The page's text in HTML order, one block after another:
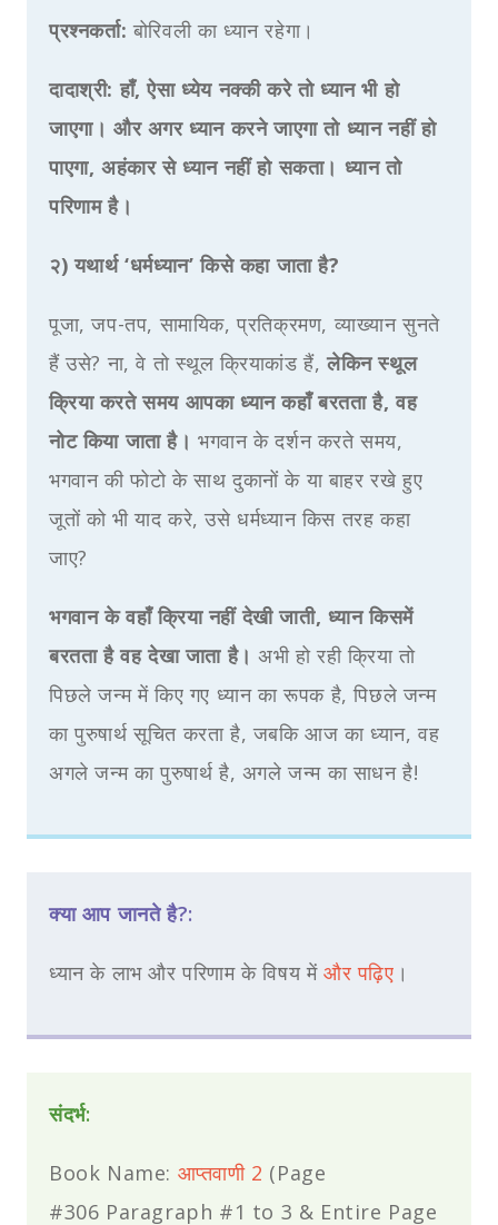
प्रश्नकर्ता: बोरिवली का ध्यान रहेगा।
दादाश्री: हाँ, ऐसा ध्येय नक्की करे तो ध्यान भी हो
जाएगा। और अगर ध्यान करने जाएगा तो ध्यान नहीं हो
पाएगा, अहंकार से ध्यान नहीं हो सकता। ध्यान तो
परिणाम है।
२) यथार्थ ‘धर्मध्यान’ किसे कहा जाता है?
पूजा, जप-तप, सामायिक, प्रतिक्रमण, व्याख्यान सुनते
हैं उसे? ना, वे तो स्थूल क्रियाकांड हैं,लेकिन स्थूल
क्रिया करते समय आपका ध्यान कहाँ बरतता है, वह
नोट किया जाता है। भगवान के दर्शन करते समय,
भगवान की फोटो के साथ दुकानों के या बाहर रखे हुए
जूतों को भी याद करे, उसे धर्मध्यान किस तरह कहा
जाए?
भगवान के वहाँ क्रिया नहीं देखी जाती, ध्यान किसमें
बरतता है वह देखा जाता है। अभी हो रही क्रिया तो
पिछले जन्म में किए गए ध्यान का रूपक है, पिछले जन्म
का पुरुषार्थ सूचित करता है, जबकि आज का ध्यान, वह
अगले जन्म का पुरुषार्थ है, अगले जन्म का साधन है!
क्या आप जानते है?:
ध्यान के लाभ और परिणाम के विषय मेंऔर पढ़िए ।
संदर्भ:
Book Name: आप्तवाणी 2 (Page
#306 Paragraph #1 to 3 & Entire Page